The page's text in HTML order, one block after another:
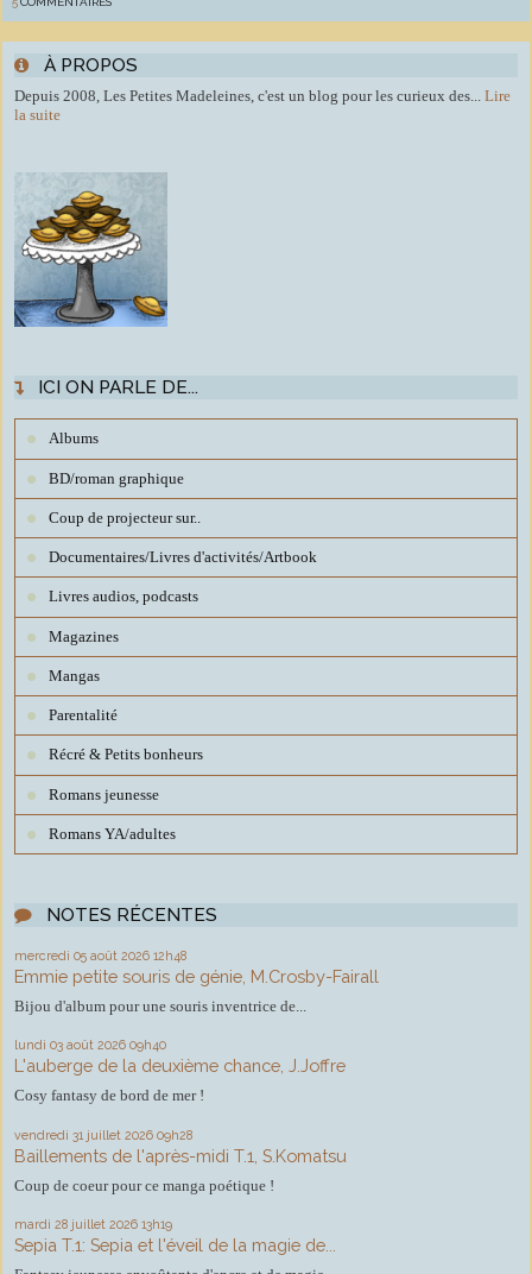
À PROPOS
Depuis 2008, Les Petites Madeleines, c'est un blog pour les curieux des...
Lire
la suite
ICI ON PARLE DE...
Albums
BD/roman graphique
Coup de projecteur sur..
Documentaires/Livres d'activités/Artbook
Livres audios, podcasts
Magazines
Mangas
Parentalité
Récré & Petits bonheurs
Romans jeunesse
Romans YA/adultes
NOTES RÉCENTES
mercredi 05 août 2026 12h48
Emmie petite souris de génie, M.Crosby-Fairall
Bijou d'album pour une souris inventrice de...
lundi 03 août 2026 09h40
L'auberge de la deuxième chance, J.Joffre
Cosy fantasy de bord de mer !
vendredi 31 juillet 2026 09h28
Baillements de l'après-midi T.1, S.Komatsu
Coup de coeur pour ce manga poétique !
mardi 28 juillet 2026 13h19
Sepia T.1: Sepia et l'éveil de la magie de...